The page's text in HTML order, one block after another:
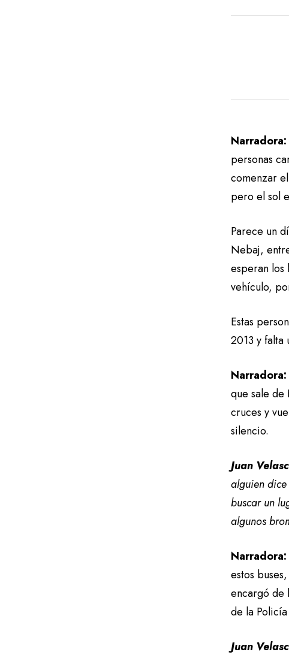
Narradora:
personas
comenzar
pero el sol
Parece un
Nebaj,
esperan los
vehículo,
Estas
2013 y falta
Narradora:
que sale
cruces y
silencio.
Juan
alguien
buscar un
algunos
Narradora:
estos
encargó de
de la
Juan